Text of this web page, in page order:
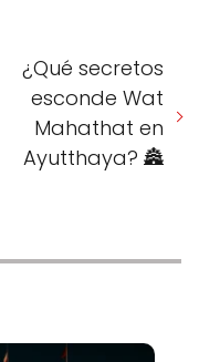
¿Qué secretos
esconde Wat
Mahathat en
Ayutthaya? 🏯